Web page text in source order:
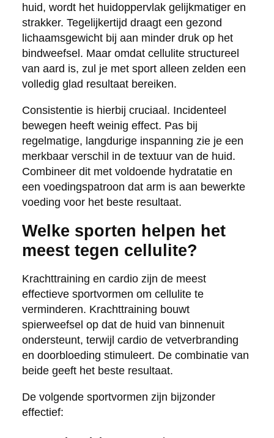
huid, wordt het huidoppervlak gelijkmatiger en
strakker. Tegelijkertijd draagt een gezond
lichaamsgewicht bij aan minder druk op het
bindweefsel. Maar omdat cellulite structureel
van aard is, zul je met sport alleen zelden een
volledig glad resultaat bereiken.
Consistentie is hierbij cruciaal. Incidenteel
bewegen heeft weinig effect. Pas bij
regelmatige, langdurige inspanning zie je een
merkbaar verschil in de textuur van de huid.
Combineer dit met voldoende hydratatie en
een voedingspatroon dat arm is aan bewerkte
voeding voor het beste resultaat.
Welke sporten helpen het
meest tegen cellulite?
Krachttraining en cardio zijn de meest
effectieve sportvormen om cellulite te
verminderen. Krachttraining bouwt
spierweefsel op dat de huid van binnenuit
ondersteunt, terwijl cardio de vetverbranding
en doorbloeding stimuleert. De combinatie van
beide geeft het beste resultaat.
De volgende sportvormen zijn bijzonder
effectief: